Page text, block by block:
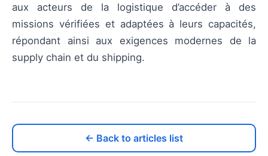
aux acteurs de la logistique d’accéder à des
missions vérifiées et adaptées à leurs capacités,
répondant ainsi aux exigences modernes de la
supply chain et du shipping.
← Back to articles list